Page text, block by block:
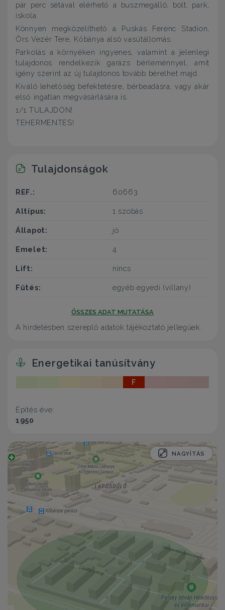
pár perc sétával elérhető a buszmegálló, bolt, park,
iskola.
Könnyen megközelíthető a Puskás Ferenc Stadion,
Örs Vezér Tere, Kőbánya alsó vasútállomás.
Parkolás a környéken ingyenes, valamint a jelenlegi
tulajdonos rendelkezik garázs bérleménnyel, amit
igény szerint az új tulajdonos tovább bérelhet majd.
Kiváló lehetőség befektetésre, bérbeadásra, vagy akár
első ingatlan megvásárlására is.
1/1 TULAJDON!
TEHERMENTES!
Tulajdonságok
REF.: 60663
Altípus: 1 szobás
Állapot: jó
Emelet: 4
Lift: nincs
Fűtés: egyéb egyedi (villany)
ÖSSZES ADAT MUTATÁSA
A hirdetésben szereplő adatok tájékoztató jellegűek.
Energetikai tanúsítvány
F
Építés éve:
1950
NAGYÍTÁS